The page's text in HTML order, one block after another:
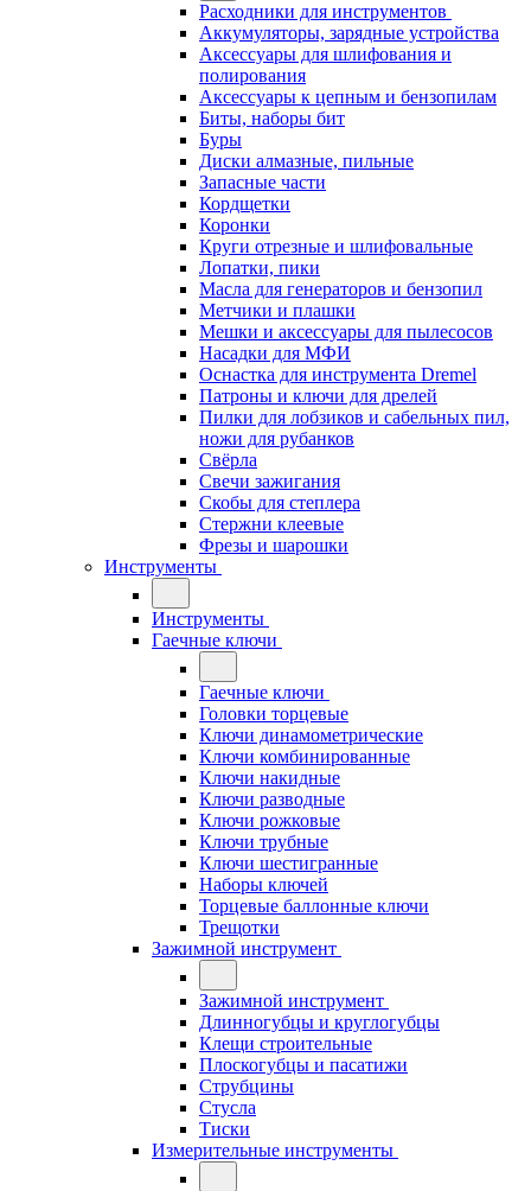
Расходники для инструментов
Аккумуляторы, зарядные устройства
Аксессуары для шлифования и
полирования
Аксессуары к цепным и бензопилам
Биты, наборы бит
Буры
Диски алмазные, пильные
Запасные части
Кордщетки
Коронки
Круги отрезные и шлифовальные
Лопатки, пики
Масла для генераторов и бензопил
Метчики и плашки
Мешки и аксессуары для пылесосов
Насадки для МФИ
Оснастка для инструмента Dremel
Патроны и ключи для дрелей
Пилки для лобзиков и сабельных пил,
ножи для рубанков
Свёрла
Свечи зажигания
Скобы для степлера
Стержни клеевые
Фрезы и шарошки
Инструменты
Инструменты
Гаечные ключи
Гаечные ключи
Головки торцевые
Ключи динамометрические
Ключи комбинированные
Ключи накидные
Ключи разводные
Ключи рожковые
Ключи трубные
Ключи шестигранные
Наборы ключей
Торцевые баллонные ключи
Трещотки
Зажимной инструмент
Зажимной инструмент
Длинногубцы и круглогубцы
Клещи строительные
Плоскогубцы и пасатижи
Струбцины
Стусла
Тиски
Измерительные инструменты